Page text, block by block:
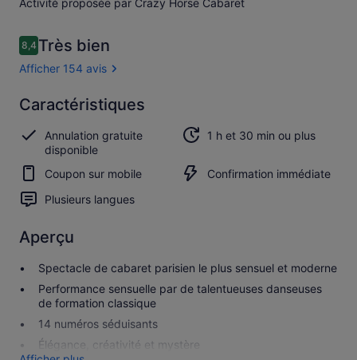
Activité proposée par Crazy Horse Cabaret
Avis
voyageurs
8,48,4 sur 10
Très bien
Afficher 154 avis
8.4Très
Afficher
154 avis
Caractéristiques
Annulation gratuite
disponible
1 h et 30 min ou plus
Coupon sur mobile
Confirmation immédiate
Plusieurs langues
Aperçu
Spectacle de cabaret parisien le plus sensuel et moderne
Performance sensuelle par de talentueuses danseuses
de formation classique
14 numéros séduisants
Élégance, créativité et mystère